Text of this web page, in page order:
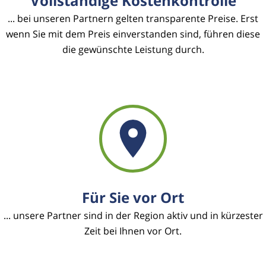
... bei unseren Partnern gelten transparente Preise. Erst
wenn Sie mit dem Preis einverstanden sind, führen diese
die gewünschte Leistung durch.
Für Sie vor Ort
... unsere Partner sind in der Region aktiv und in kürzester
Zeit bei Ihnen vor Ort.